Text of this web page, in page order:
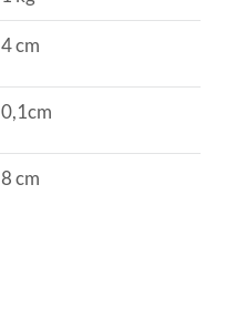
4 cm
0,1cm
8 cm